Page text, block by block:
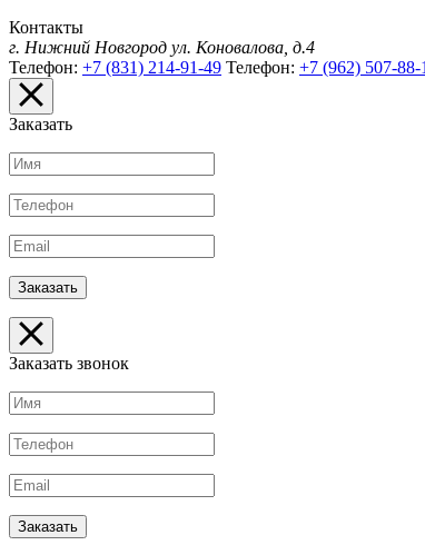
Контакты
г. Нижний Новгород ул. Коновалова, д.4
Телефон: +7 (831) 214-91-49 Телефон: +7 (962) 507-88-
Заказать
Заказать звонок